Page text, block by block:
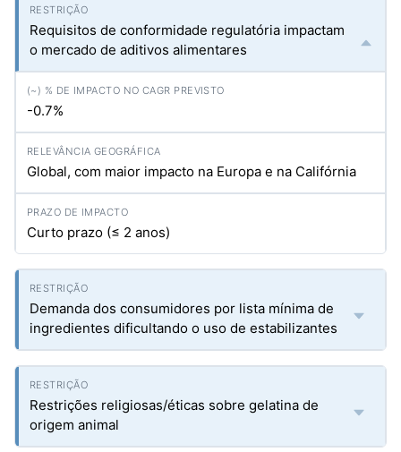
Requisitos de conformidade regulatória impactam
o mercado de aditivos alimentares
-0.7%
Global, com maior impacto na Europa e na Califórnia
Curto prazo (≤ 2 anos)
Demanda dos consumidores por lista mínima de
ingredientes dificultando o uso de estabilizantes
Restrições religiosas/éticas sobre gelatina de
origem animal